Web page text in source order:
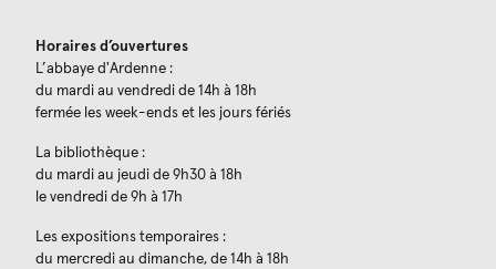
Horaires d’ouvertures
L’abbaye d'Ardenne :
du mardi au vendredi de 14h à 18h
fermée les week-ends et les jours fériés
La bibliothèque :
du mardi au jeudi de 9h30 à 18h
le vendredi de 9h à 17h
Les expositions temporaires :
du mercredi au dimanche, de 14h à 18h